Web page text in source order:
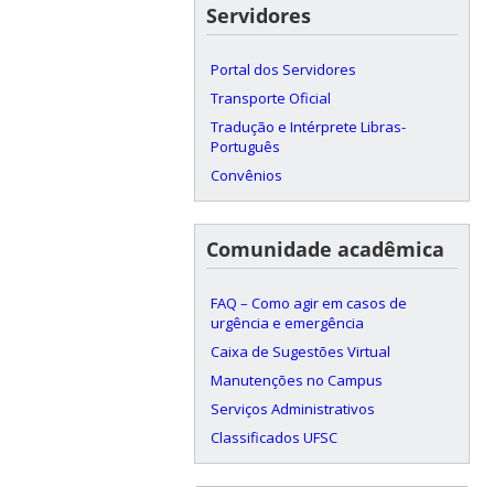
Servidores
Portal dos Servidores
Transporte Oficial
Tradução e Intérprete Libras-
Português
Convênios
Comunidade acadêmica
FAQ – Como agir em casos de
urgência e emergência
Caixa de Sugestões Virtual
Manutenções no Campus
Serviços Administrativos
Classificados UFSC